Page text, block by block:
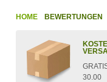
HOME BEWERTUNGEN
30.00